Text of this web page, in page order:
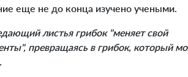
еще не до конца изучено учеными.
листья грибок "меняет свой
превращаясь в грибок, который